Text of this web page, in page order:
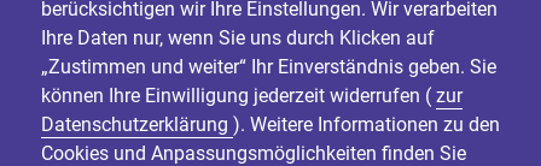
berücksichtigen wir Ihre Einstellungen. Wir verarbeiten
Ihre Daten nur, wenn Sie uns durch Klicken auf
„Zustimmen und weiter“ Ihr Einverständnis geben. Sie
können Ihre Einwilligung jederzeit widerrufen ( zur
Datenschutzerklärung ). Weitere Informationen zu den
Cookies und Anpassungsmöglichkeiten finden Sie